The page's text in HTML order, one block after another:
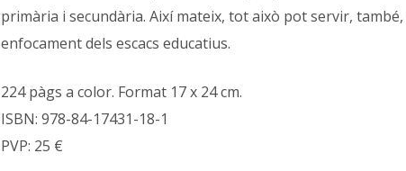
primària i secundària. Així mateix, tot això pot servir,
enfocament dels escacs educatius.
224 pàgs a color. Format 17 x 24 cm.
ISBN: 978-84-17431-18-1
PVP: 25 €